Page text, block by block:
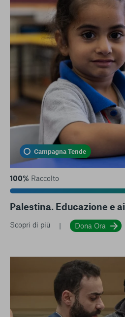
Campagna Tende
100% Raccolto
Palestina. Educazione e
Scopri di più Dona Ora